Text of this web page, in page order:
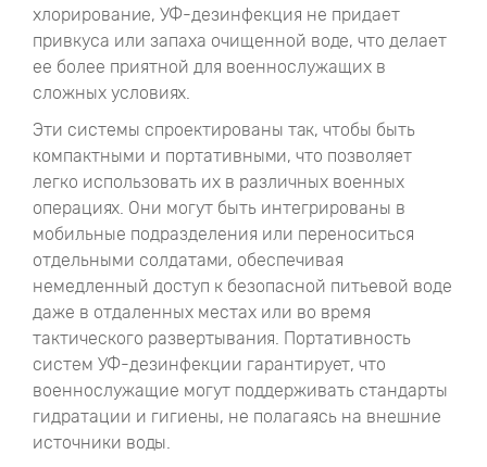
хлорирование, УФ-дезинфекция не придает
привкуса или запаха очищенной воде, что делает
ее более приятной для военнослужащих в
сложных условиях.
Эти системы спроектированы так, чтобы быть
компактными и портативными, что позволяет
легко использовать их в различных военных
операциях. Они могут быть интегрированы в
мобильные подразделения или переноситься
отдельными солдатами, обеспечивая
немедленный доступ к безопасной питьевой воде
даже в отдаленных местах или во время
тактического развертывания. Портативность
систем УФ-дезинфекции гарантирует, что
военнослужащие могут поддерживать стандарты
гидратации и гигиены, не полагаясь на внешние
источники воды.